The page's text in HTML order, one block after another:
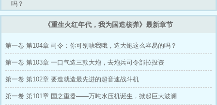
吗？
《重生火红年代，我为国造核弹》最新章节
第一卷 第104章 司令：你可别唬我哦，造大炮这么容易的吗？
第一卷 第103章 一口气造三款大炮，去炮兵司令部拉投资
第一卷 第102章 要造就造最先进的超音速战斗机
第一卷 第101章 国之重器——万吨水压机诞生，掀起巨大波澜